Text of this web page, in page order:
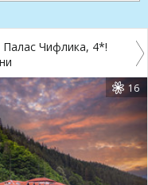
Чифлика, 4*!
16